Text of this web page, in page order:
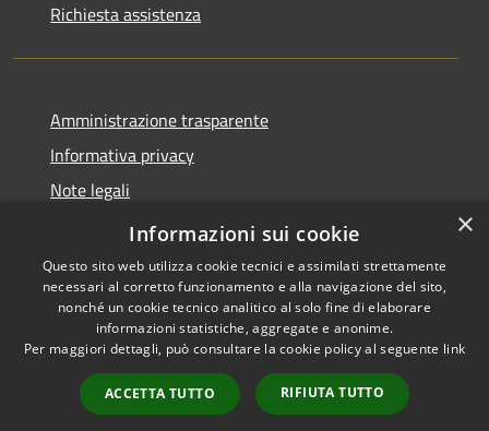
Richiesta assistenza
Amministrazione trasparente
Informativa privacy
Note legali
Dichiarazione di accessibilità
Accessibilità
Copyright © 2026 • Comune di
Laurino • Powered by
Municipium•
Accesso
redazione
×
Informazioni sui cookie
Questo sito web utilizza cookie tecnici e assimilati strettamente
necessari al corretto funzionamento e alla navigazione del sito,
nonché un cookie tecnico analitico al solo fine di elaborare
informazioni statistiche, aggregate e anonime.
Per maggiori dettagli, può consultare la cookie policy al seguente link
ACCETTA TUTTO RIFIUTA TUTTO